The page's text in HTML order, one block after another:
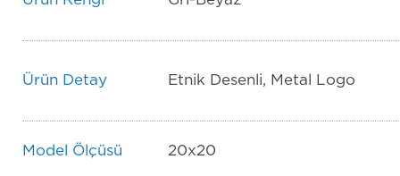
Ürün Detay Etnik Desenli, Metal Logo
Model Ölçüsü 20x20